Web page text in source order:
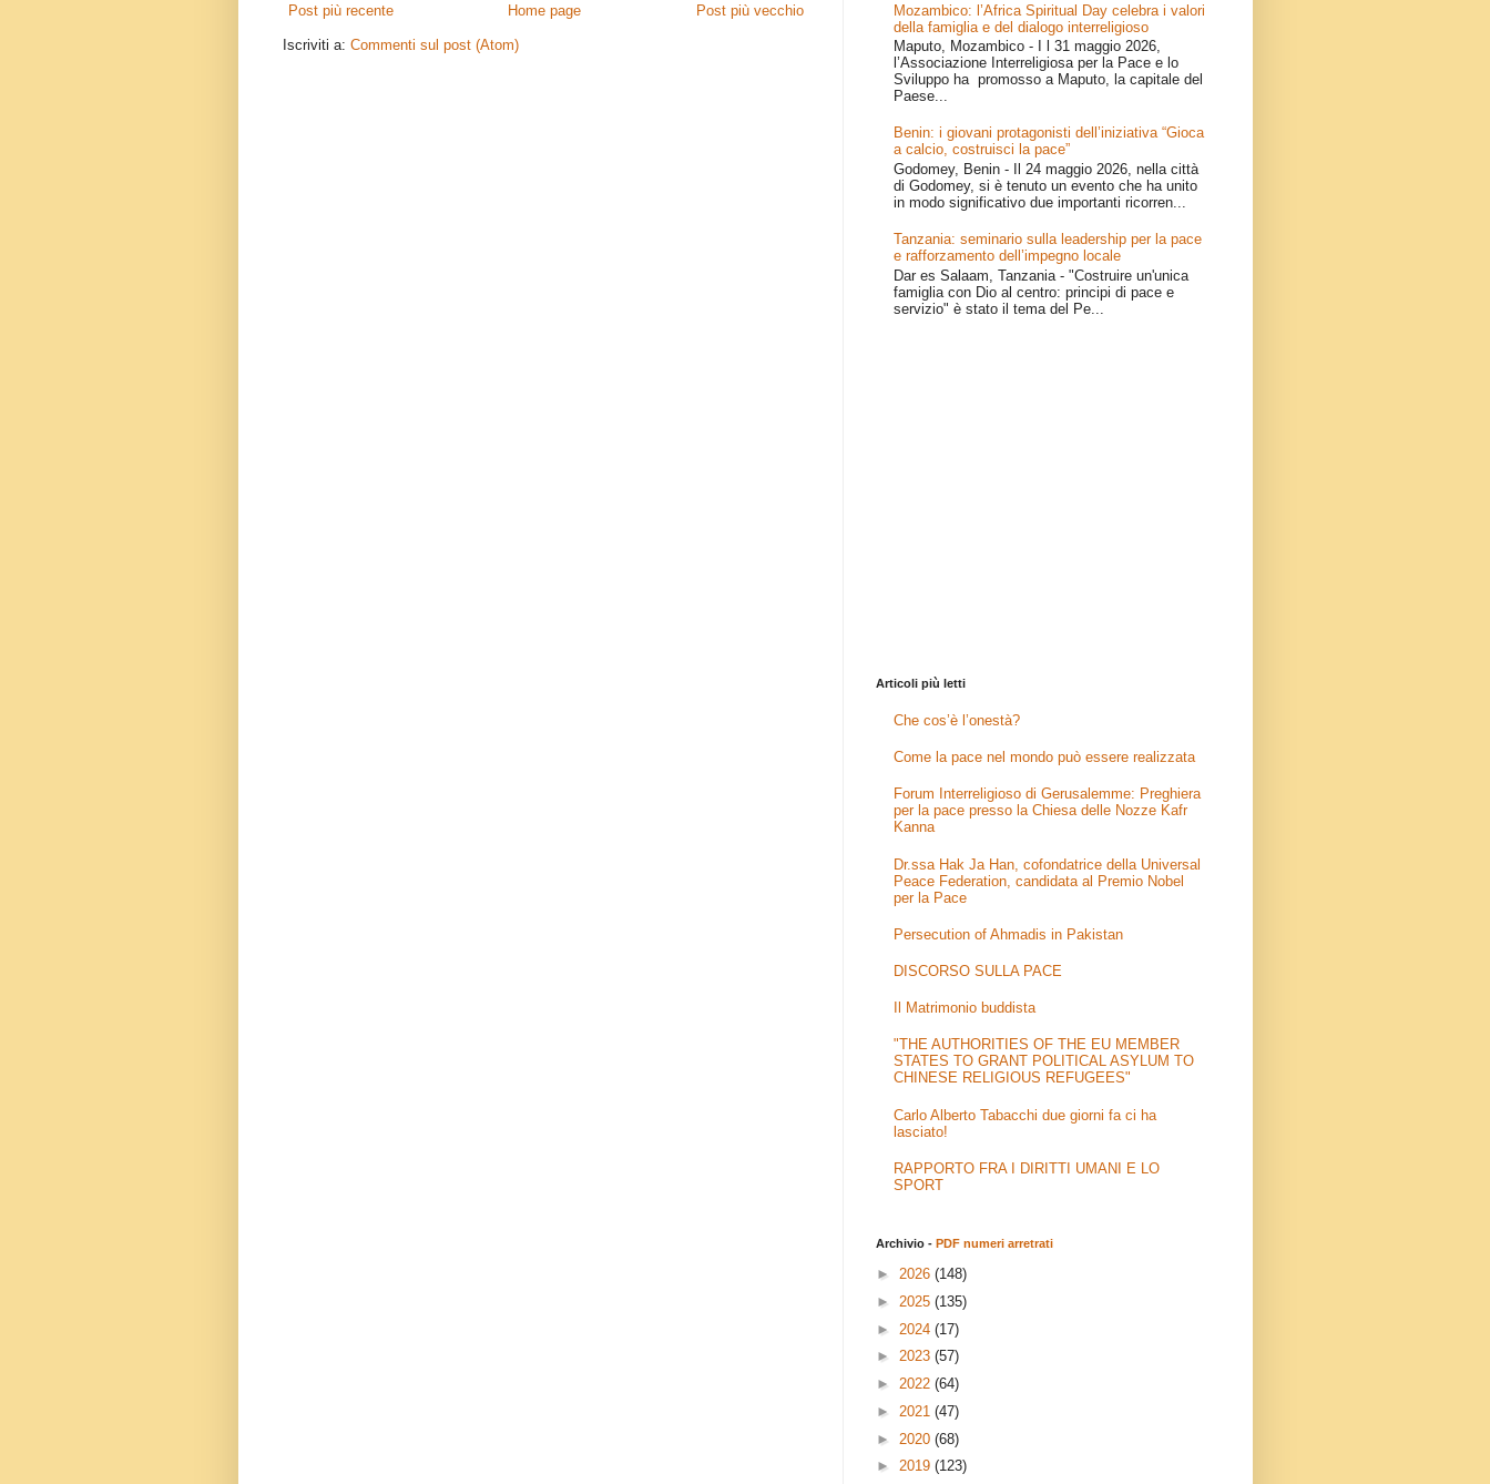
Post più recente Post più vecchio
Home page
Iscriviti a: Commenti sul post (Atom)
Mozambico: l’Africa Spiritual Day celebra i valori
della famiglia e del dialogo interreligioso
Maputo, Mozambico - I l 31 maggio 2026,
l’Associazione Interreligiosa per la Pace e lo
Sviluppo ha promosso a Maputo, la capitale del
Paese...
Benin: i giovani protagonisti dell’iniziativa “Gioca
a calcio, costruisci la pace”
Godomey, Benin - Il 24 maggio 2026, nella città
di Godomey, si è tenuto un evento che ha unito
in modo significativo due importanti ricorren...
Tanzania: seminario sulla leadership per la pace
e rafforzamento dell’impegno locale
Dar es Salaam, Tanzania - "Costruire un'unica
famiglia con Dio al centro: principi di pace e
servizio" è stato il tema del Pe...
Articoli più letti
Che cos’è l’onestà?
Come la pace nel mondo può essere realizzata
Forum Interreligioso di Gerusalemme: Preghiera
per la pace presso la Chiesa delle Nozze Kafr
Kanna
Dr.ssa Hak Ja Han, cofondatrice della Universal
Peace Federation, candidata al Premio Nobel
per la Pace
Persecution of Ahmadis in Pakistan
DISCORSO SULLA PACE
Il Matrimonio buddista
"THE AUTHORITIES OF THE EU MEMBER
STATES TO GRANT POLITICAL ASYLUM TO
CHINESE RELIGIOUS REFUGEES"
Carlo Alberto Tabacchi due giorni fa ci ha
lasciato!
RAPPORTO FRA I DIRITTI UMANI E LO
SPORT
Archivio - PDF numeri arretrati
► 2026 (148)
► 2025 (135)
► 2024 (17)
► 2023 (57)
► 2022 (64)
► 2021 (47)
► 2020 (68)
► 2019 (123)